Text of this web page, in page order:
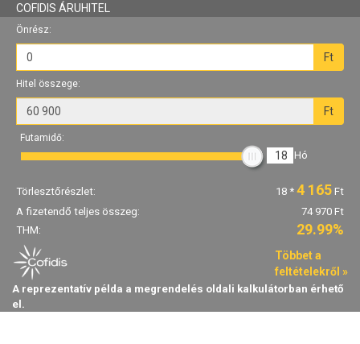
COFIDIS ÁRUHITEL
Önrész:
Ft
Hitel összege:
Ft
Futamidő:
18 Hó
Törlesztőrészlet: 18 * 4 165 Ft
A fizetendő teljes összeg:
74 970 Ft
THM:
29.99%
Többet a
feltételekről »
A reprezentatív példa a megrendelés oldali kalkulátorban érhető
el.